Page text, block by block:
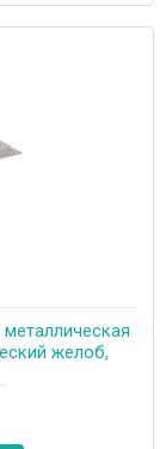
желоб,